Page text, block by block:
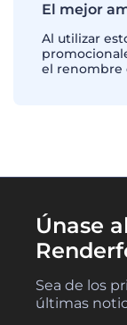
El mejor
Al utilizar
el renombre
Únase
Sea de los
últimas